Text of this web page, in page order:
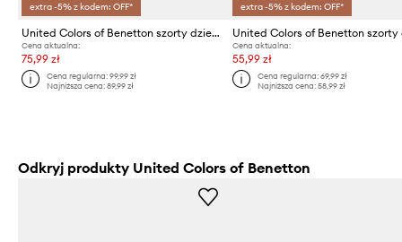
extra -5% z kodem: OFF*
United Colors of Benetton szorty dziecięce z lnem
Cena aktualna:
75,99 zł
Cena regularna:99,99 zł
Najniższa cena:89,99 zł
extra -5% z kodem: OFF*
Cena aktualna:
55,99 zł
Cena regularna: 69,99 zł
Najniższa cena: 58,99 zł
Odkryj produkty United Colors of Benetton